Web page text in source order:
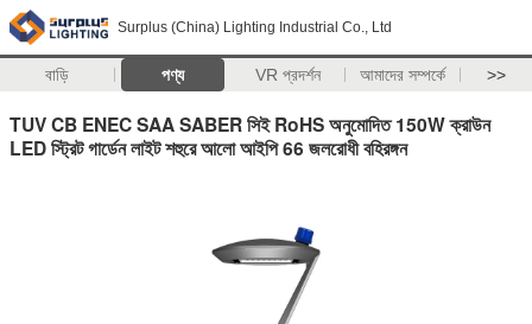
Surplus (China) Lighting Industrial Co., Ltd
বাড়ি পণ্য VR প্রদর্শন আমাদের সম্পর্কে >>
TUV CB ENEC SAA SABER সিই RoHS অনুমোদিত 150W ক্রাউন
LED স্ট্রিট গার্ডেন লাইট শহুরে আলো আইপি 66 জলরোধী বহিরঙ্গন